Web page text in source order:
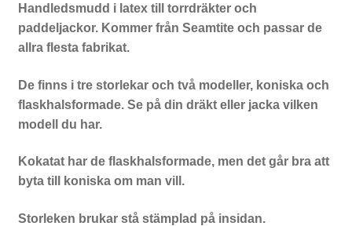
Handledsmudd i latex till torrdräkter och
paddeljackor. Kommer från Seamtite och passar de
allra flesta fabrikat.
De finns i tre storlekar och två modeller, koniska och
flaskhalsformade. Se på din dräkt eller jacka vilken
modell du har.
Kokatat har de flaskhalsformade, men det går bra att
byta till koniska om man vill.
Storleken brukar stå stämplad på insidan.